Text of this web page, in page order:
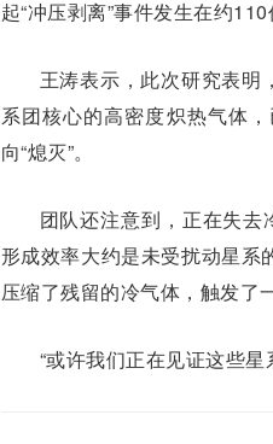
起“冲压剥离”事件发生在约
王涛表示，此次研究表明
系团核心的高密度炽热气体
向“熄灭”。
团队还注意到，正在失去
形成效率大约是未受扰动星系
压缩了残留的冷气体，触发了
“或许我们正在见证这些星